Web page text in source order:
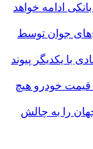
ادامه خواهد
به زوج‌های جوان توسط
با یکدیگر پیوند
خودرو هیچ
را به چالش